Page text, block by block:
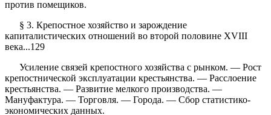
против помещиков.
§ 3. Крепостное хозяйство и зарождение
капиталистических отношений во второй половине XVIII
века...129
Усиление связей крепостного хозяйства с рынком. — Рост
крепостнической эксплуатации крестьянства. — Расслоение
крестьянства. — Развитие мелкого производства. —
Мануфактура. — Торговля. — Города. — Сбор статистико-
экономических данных.